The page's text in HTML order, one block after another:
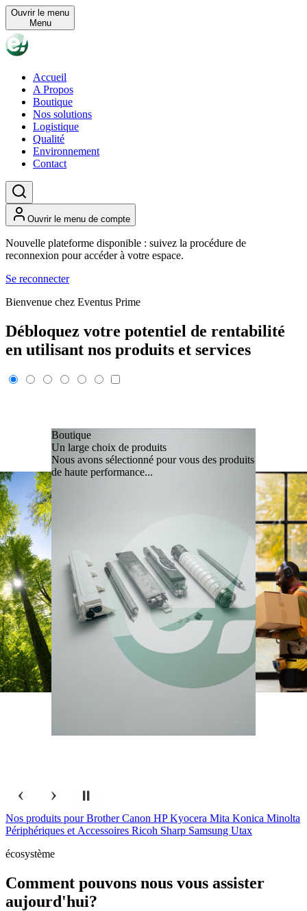
Ouvrir le menu
Menu
Accueil
A Propos
Boutique
Nos solutions
Logistique
Qualité
Environnement
Contact
Ouvrir le menu de compte
Nouvelle plateforme disponible : suivez la procédure de
reconnexion pour accéder à votre espace.
Se reconnecter
Bienvenue chez Eventus Prime
Débloquez votre potentiel de rentabilité
en utilisant nos produits et services
Boutique
Un large choix de produits
Nous avons sélectionné pour vous des produits
de haute performance...
‹ › ⏸
Nos produits pourBrotherCanon HPKyocera Mita Konica Minolta
Périphériques et Accessoires Ricoh Sharp Samsung Utax
écosystème
Comment pouvons nous vous assister
aujourd'hui?